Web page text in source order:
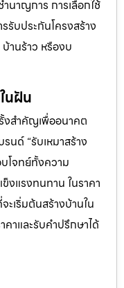
าญการ การเลือกใช้
รับประกันโครงสร้าง
านร้าว หรืองบ
นฝัน
งสำคัญเพื่ออนาคต
นด์ “รับเหมาสร้าง
โจทย์ทั้งความ
งแรงทนทาน ในราคา
เริ่มต้นสร้างบ้านใน
คาและรับคำปรึกษาได้